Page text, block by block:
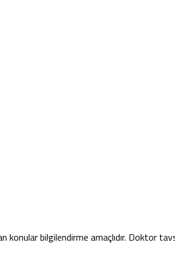
konular bilgilendirme amaçlıdır. Doktor